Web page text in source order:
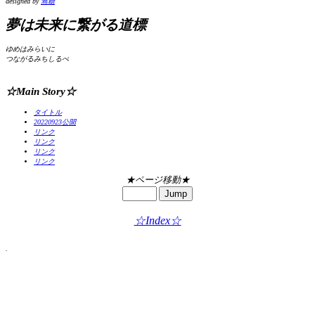
夢は未来に繋がる道標
ゆめはみらいに
つながるみちしるべ
☆Main Story☆
タイトル
20220923公開
リンク
リンク
リンク
リンク
★ページ移動★
☆Index☆